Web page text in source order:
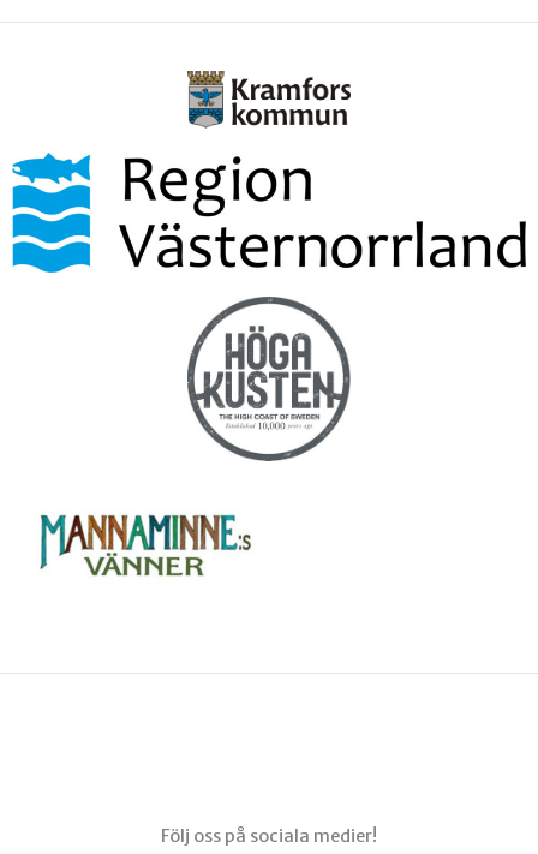
Följ oss på sociala medier!